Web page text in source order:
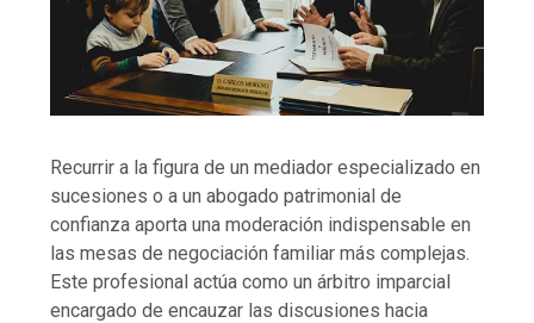
Recurrir a la figura de un mediador especializado en
sucesiones o a un abogado patrimonial de
confianza aporta una moderación indispensable en
las mesas de negociación familiar más complejas.
Este profesional actúa como un árbitro imparcial
encargado de encauzar las discusiones hacia